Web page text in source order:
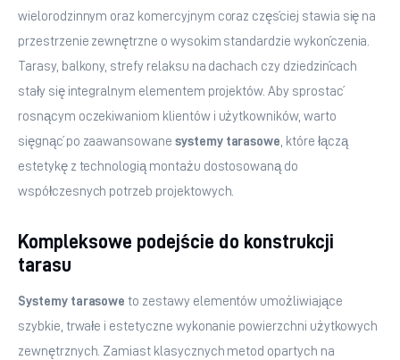
wielorodzinnym oraz komercyjnym coraz częściej stawia się na
przestrzenie zewnętrzne o wysokim standardzie wykończenia.
Tarasy, balkony, strefy relaksu na dachach czy dziedzińcach
stały się integralnym elementem projektów. Aby sprostać
rosnącym oczekiwaniom klientów i użytkowników, warto
sięgnąć po zaawansowane systemy tarasowe, które łączą
estetykę z technologią montażu dostosowaną do
współczesnych potrzeb projektowych.
Kompleksowe podejście do konstrukcji
tarasu
Systemy tarasowe to zestawy elementów umożliwiające
szybkie, trwałe i estetyczne wykonanie powierzchni użytkowych
zewnętrznych. Zamiast klasycznych metod opartych na